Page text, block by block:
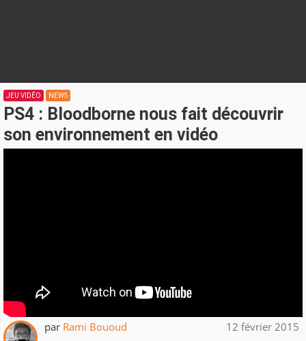
JEU VIDÉO NEWS
PS4 : Bloodborne nous fait découvrir
son environnement en vidéo
par Rami Bououd 12 février 2015